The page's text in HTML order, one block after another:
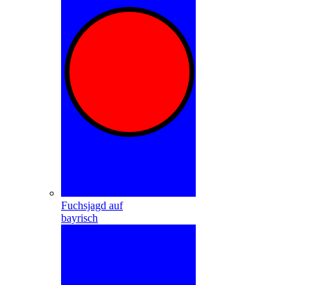
Fuchsjagd auf
bayrisch